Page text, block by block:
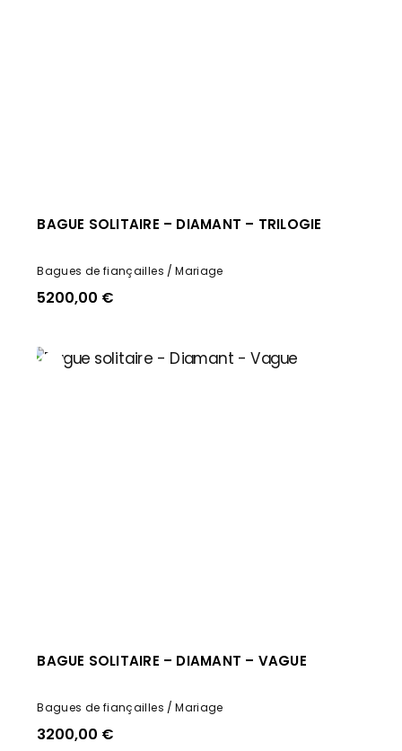
BAGUE SOLITAIRE – DIAMANT – TRILOGIE
Bagues de fiançailles Mariage
5200,00 €
BAGUE SOLITAIRE – DIAMANT – VAGUE
Bagues de fiançailles Mariage
3200,00 €